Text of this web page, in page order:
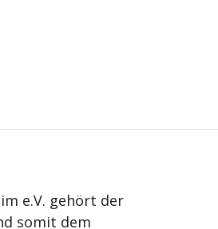
e.V. gehört der
somit dem